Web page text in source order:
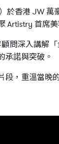
於香港 JW
Artistry 首席
問深入講解
承諾與突破。
，重溫當晚